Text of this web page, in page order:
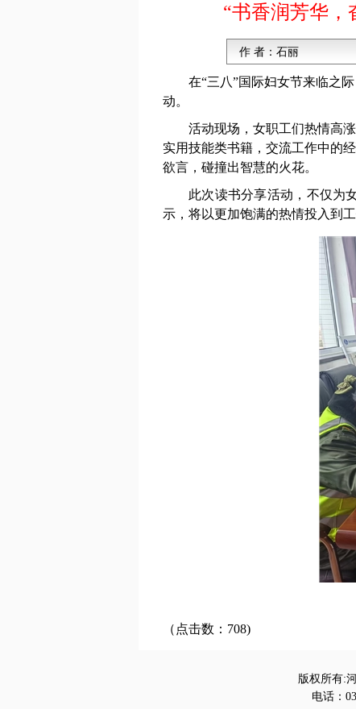
“书香润芳华
作 者： 石丽
在“三八”国际妇女节来临之
动。
活动现场，女职工们热情高
实用技能类书籍，交流工作中的
欲言，碰撞出智慧的火花。
此次读书分享活动，不仅为
示，将以更加饱满的热情投入到
（点击数：708)
版权所有:
电话：